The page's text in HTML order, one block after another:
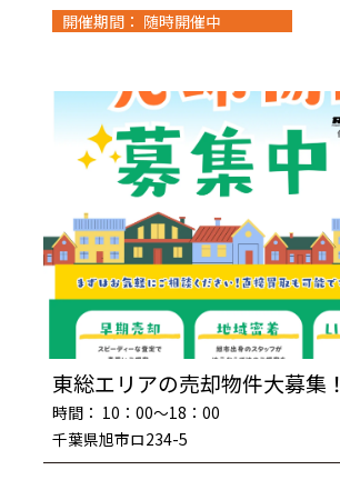
開催期間： 随時開催中
東総エリアの売却物件大募集！
時間： 10：00～18：00
千葉県旭市ロ234-5